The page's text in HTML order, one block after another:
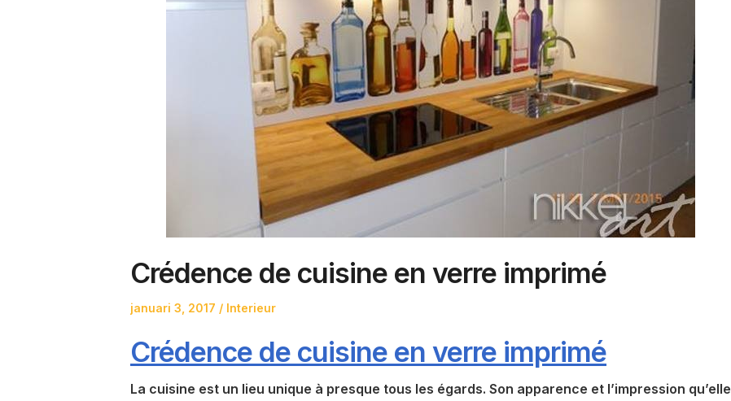
Crédence de cuisine en verre imprimé
Posted
januari 3, 2017
Posted
Interieur
Crédence de cuisine en verre imprimé
La cuisine est un lieu unique à presque tous les égards. Son apparence et l’impression qu’elle